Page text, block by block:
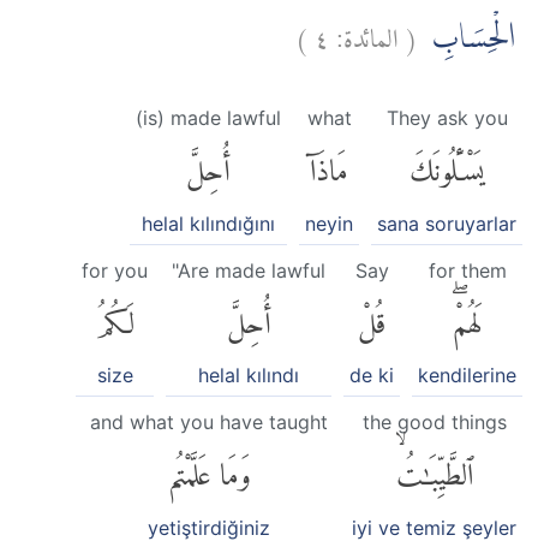
الْحِسَابِ (المائدة: ٤)
They ask you
يَسْـَٔلُونَكَ
sana soruyarlar
what
مَاذَآ
neyin
(is) made lawful
أُحِلَّ
helal kılındığını
for them
لَهُمْۖ
kendilerine
Say
قُلْ
de ki
"Are made lawful
أُحِلَّ
helal kılındı
for you
لَكُمُ
size
the good things
ٱلطَّيِّبَٰتُۙ
iyi ve temiz şeyler
and what you have taught
وَمَا عَلَّمْتُم
yetiştirdiğiniz